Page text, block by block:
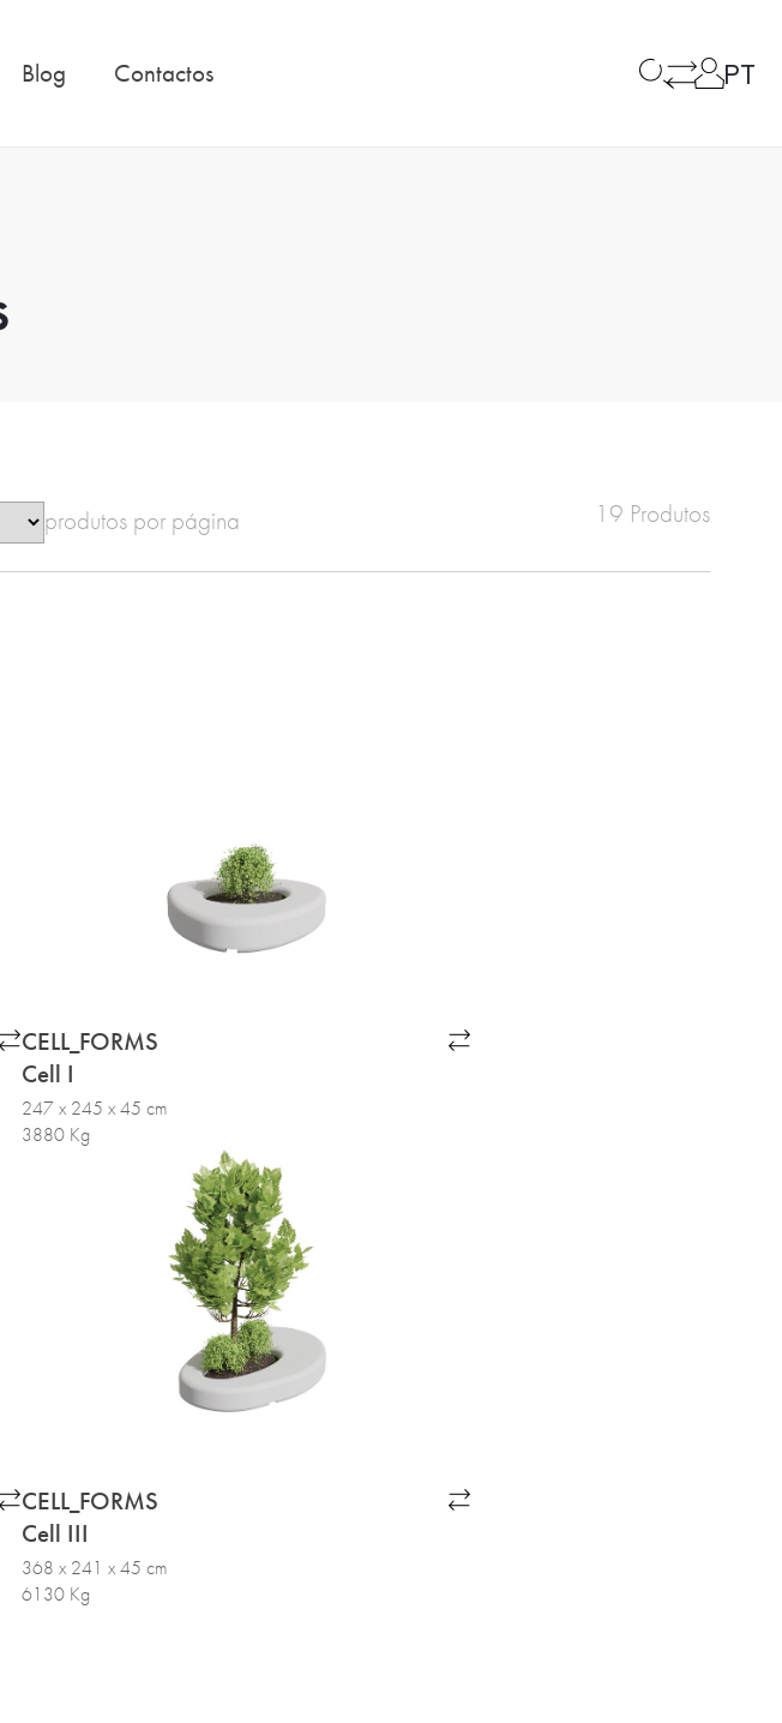
Blog Contactos PT
CELL_FORMS
Cell I
247 x 245 x 45 cm
3880 Kg
CELL_FORMS
Cell III
368 x 241 x 45 cm
6130 Kg
produtos por página 19 Produtos